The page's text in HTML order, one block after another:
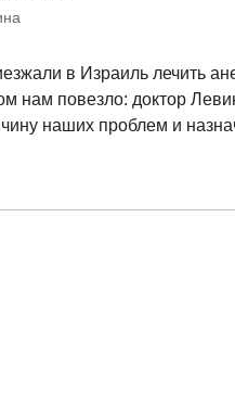
в Израиль лечить
нам повезло: доктор
наших проблем и